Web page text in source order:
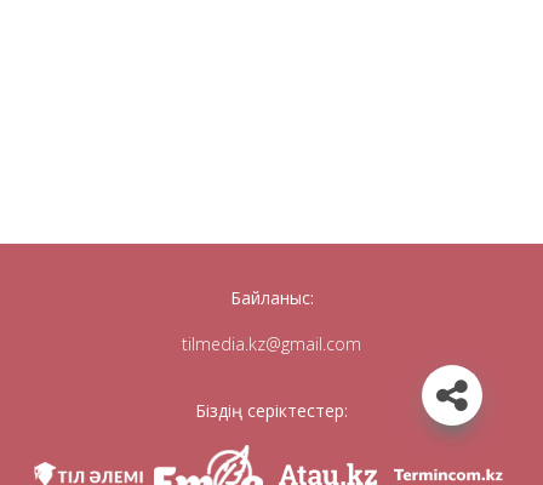
Байланыс:
tilmedia.kz@gmail.com
Біздің серіктестер: